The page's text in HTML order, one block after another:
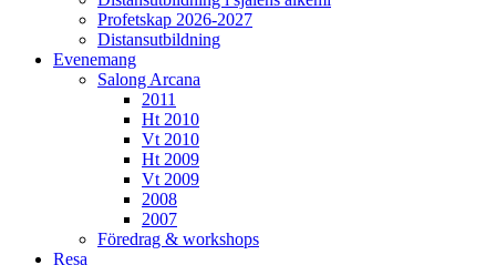
Profetskap 2026-2027
Distansutbildning
Evenemang
Salong Arcana
2011
Ht 2010
Vt 2010
Ht 2009
Vt 2009
2008
2007
Föredrag & workshops
Resa